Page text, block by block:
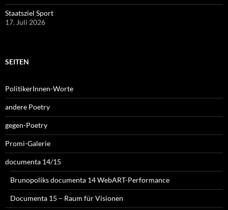
Staatsziel Sport
17. Juli 2026
SEITEN
PolitikerInnen-Worte
andere Poetry
gegen-Poetry
Promi-Galerie
documenta 14/15
Brunopoliks documenta 14 WebART-Performance
Documenta 15 – Raum für Visionen